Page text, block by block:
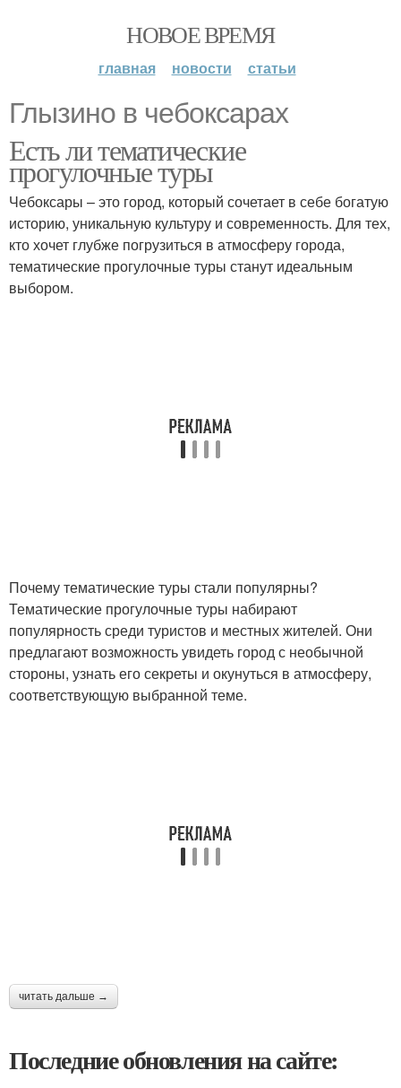
НОВОЕ ВРЕМЯ
главная новости статьи
Глызино в чебоксарах
Есть ли тематические
прогулочные туры
Чебоксары – это город, который сочетает в себе богатую
историю, уникальную культуру и современность. Для тех,
кто хочет глубже погрузиться в атмосферу города,
тематические прогулочные туры станут идеальным
выбором.
Почему тематические туры стали популярны?
Тематические прогулочные туры набирают
популярность среди туристов и местных жителей. Они
предлагают возможность увидеть город с необычной
стороны, узнать его секреты и окунуться в атмосферу,
соответствующую выбранной теме.
читать дальше →
Последние обновления на сайте: